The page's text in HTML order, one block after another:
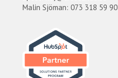
Malin Sjöman: 073 318 59 90